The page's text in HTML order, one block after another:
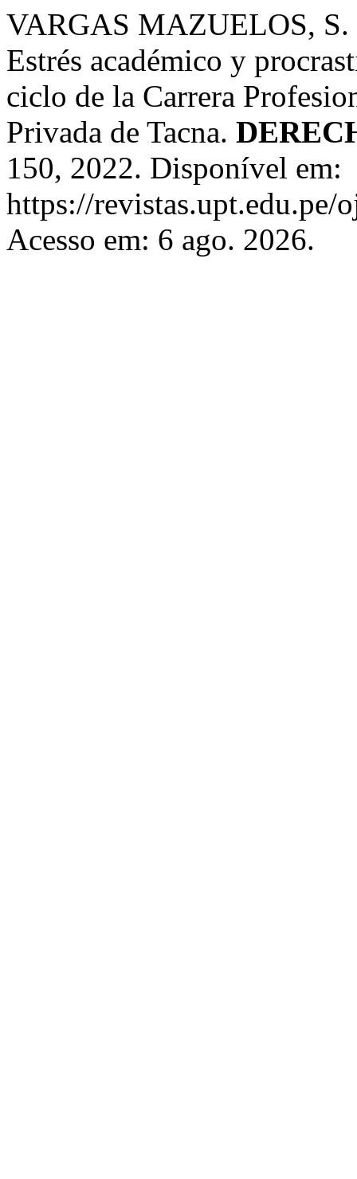
VARGAS MAZUELOS,
Estrés académico y
ciclo de la Carrera
Privada de Tacna.
150, 2022. Disponível em:
https://revistas.upt.edu.pe/
Acesso em: 6 ago. 2026.